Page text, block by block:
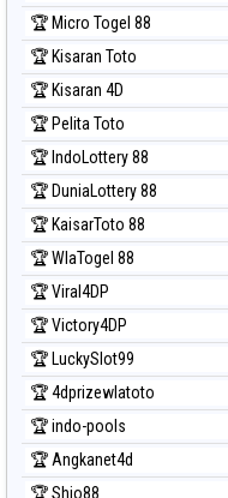
🏆 Micro Togel 88
🏆 Kisaran Toto
🏆 Kisaran 4D
🏆 Pelita Toto
🏆 IndoLottery 88
🏆 DuniaLottery 88
🏆 KaisarToto 88
🏆 WlaTogel 88
🏆 Viral4DP
🏆 Victory4DP
🏆 LuckySlot99
🏆 4dprizewlatoto
🏆 indo-pools
🏆 Angkanet4d
🏆 Shio88